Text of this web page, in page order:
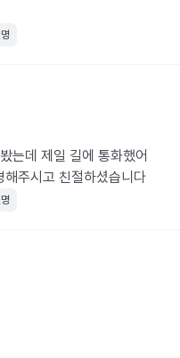
는데 제일 길에 통화했어
주시고 친절하셨습니다